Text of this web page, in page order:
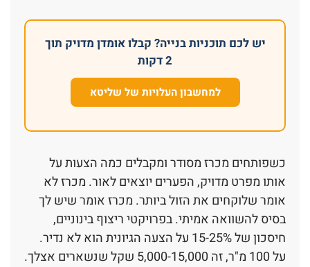
יש לכם תוכניות בנייה? קבלו אומדן מדויק תוך
2 דקות
למחשבון העלויות של שליטא
כשפותחים מכרז מסודר ומקבלים כמה הצעות על
אותו מפרט מדויק, הפערים יוצאים לאור. מכרז לא
אומר שלוקחים את הזול ביותר. מכרז אומר שיש לך
בסיס להשוואה אמיתי. בפרויקטי ריצוף בינוניים,
חיסכון של 15-25% על הצעה הגיונית הוא לא נדיר.
על 100 מ"ר, זה 5,000-15,000 שקל שנשארים אצלך.